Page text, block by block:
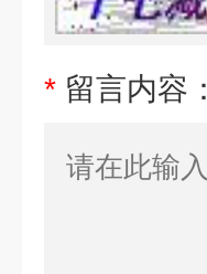
* 留言内容：